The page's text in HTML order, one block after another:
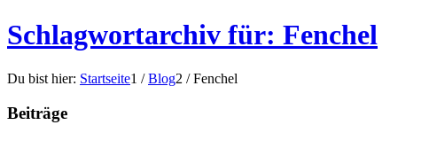
Schlagwortarchiv für: Fenchel
Du bist hier: Startseite1 / Blog2 / Fenchel
Beiträge